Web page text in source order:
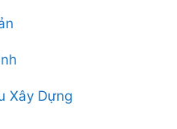
Xây Dựng